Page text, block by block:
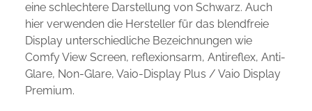
eine schlechtere Darstellung von Schwarz. Auch
hier verwenden die Hersteller für das blendfreie
Display unterschiedliche Bezeichnungen wie
Comfy View Screen, reflexionsarm, Antireflex, Anti-
Glare, Non-Glare, Vaio-Display Plus / Vaio Display
Premium.